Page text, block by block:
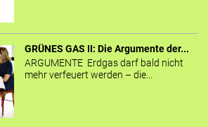
GRÜNES GAS II: Die Argumente der...
ARGUMENTE Erdgas darf bald nicht
mehr verfeuert werden – die...